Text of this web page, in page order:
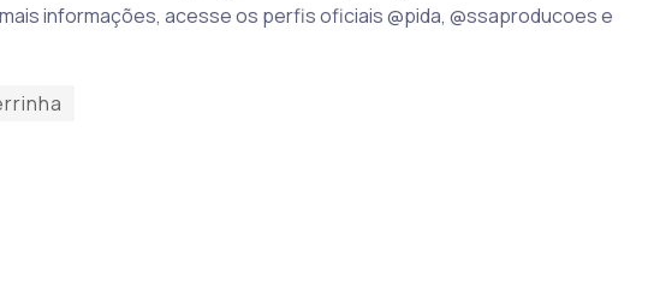
informações, acesse os perfis oficiais @pida, @ssaproducoes e